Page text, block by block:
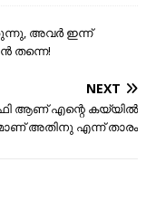
അവര്‍ ഇന്ന്
തന്നെ!
NEXT
ആണ് എന്റെ കയ്യിൽ
അതിനു എന്ന് താരം